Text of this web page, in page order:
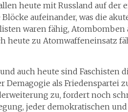
heute mit Russland auf der
aufeinander, was die
waren fähig, Atombomben
heute zu Atomwaffeneinsatz
auch heute sind Faschisten
Demagogie als Friedenspartei
zu, fordert noch
jeder demokratischen